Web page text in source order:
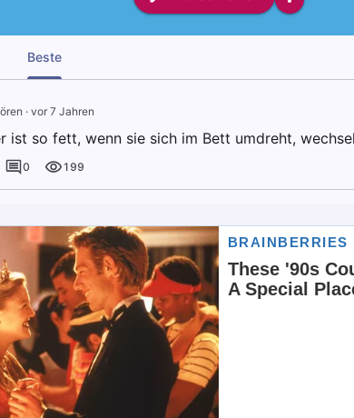
Beste
· vor 7 Jahren
ist so fett, wenn sie sich im Bett umdreht,
0 199